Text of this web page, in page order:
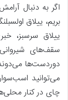
اگر به دنبال
بریم، ییلاق
ییلاق سرسبز،
سقف‌های
دوردست‌ها
می‌توانید
چای در کنار